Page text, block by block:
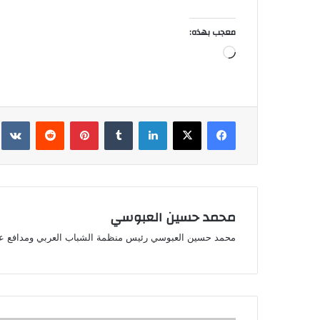
معجب بهذه:
جاري
فيسبوك ‫X لينكدإن بينتيريست
محمد حسين العبوسي
محمد حسين العبوسي رئيس منظمة الشباب العربي ومدافع